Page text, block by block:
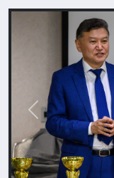
Назад